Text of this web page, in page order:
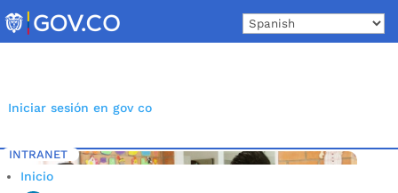
to
content
Iniciar sesión en gov co
INTRANET
Inicio
Inicio 5 Etiqueta: Mercados Alcaldía de Bucaramanga